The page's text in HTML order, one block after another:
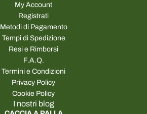
My Account
Registrati
Metodi di Pagamento
Tempi di Spedizione
Resi e Rimborsi
F.A.Q.
Termini e Condizioni
Privacy Policy
Cookie Policy
I nostri blog